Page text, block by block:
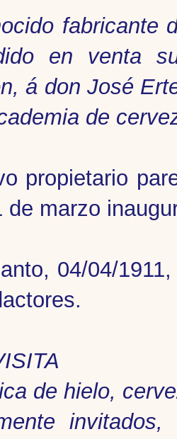
fabricante
en venta
á don José
de
propietario
de marzo
04/04/
de hielo,